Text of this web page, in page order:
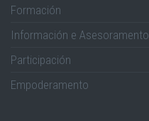
Formación
Información e Asesoramento
Participación
Empoderamento